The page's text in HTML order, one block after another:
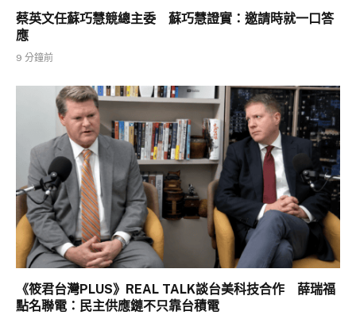
蔡英文任蘇巧慧競總主委 蘇巧慧證實：邀請時就一口答
應
9 分鐘前
《筱君台灣PLUS》REAL TALK談台美科技合作 薛瑞福
點名聯電：民主供應鏈不只靠台積電